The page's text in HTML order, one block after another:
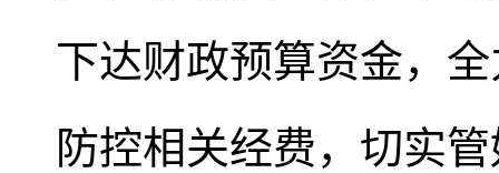
下达财政预算资金，
防控相关经费，切实